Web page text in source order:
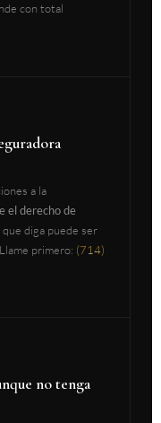
con total
a la
el derecho de
que diga puede ser
primero: (714)
no tenga